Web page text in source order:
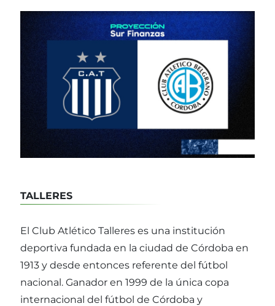
TALLERES
El Club Atlético Talleres es una institución
deportiva fundada en la ciudad de Córdoba en
1913 y desde entonces referente del fútbol
nacional. Ganador en 1999 de la única copa
internacional del fútbol de Córdoba y